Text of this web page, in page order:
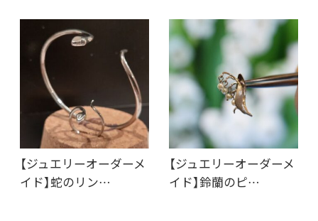
【ジュエリーオーダーメ
イド】蛇のリン…
【ジュエリーオーダーメ
イド】鈴蘭のピ…